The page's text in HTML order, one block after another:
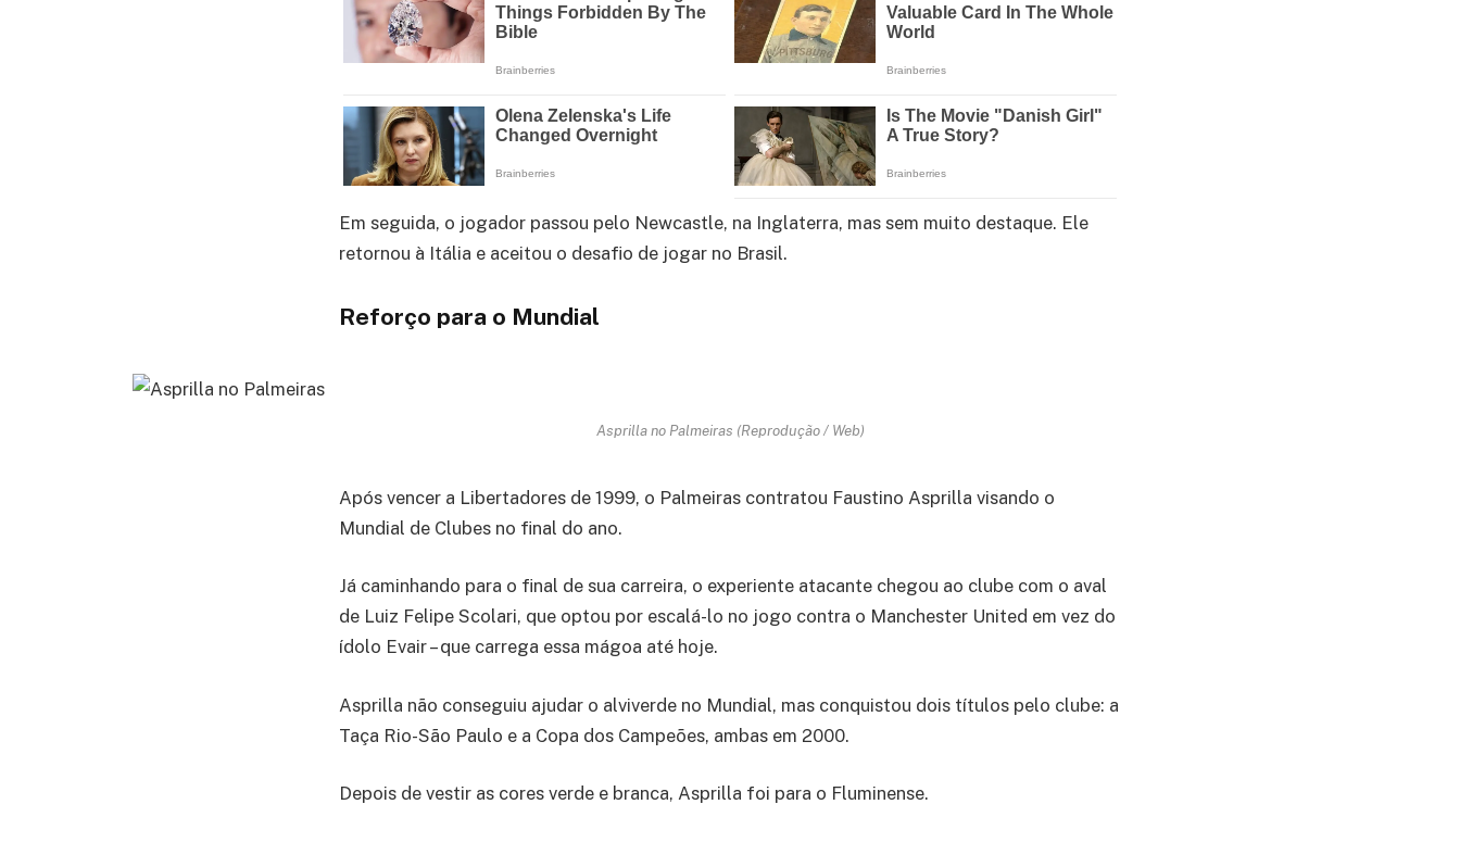
Em seguida, o jogador passou pelo Newcastle, na Inglaterra, mas sem muito destaque. Ele
retornou à Itália e aceitou o desafio de jogar no Brasil.
Reforço para o Mundial
Asprilla no Palmeiras (Reprodução / Web)
Após vencer a Libertadores de 1999, o Palmeiras contratou Faustino Asprilla visando o
Mundial de Clubes no final do ano.
Já caminhando para o final de sua carreira, o experiente atacante chegou ao clube com o aval
de Luiz Felipe Scolari, que optou por escalá-lo no jogo contra o Manchester United em vez do
ídolo Evair – que carrega essa mágoa até hoje.
Asprilla não conseguiu ajudar o alviverde no Mundial, mas conquistou dois títulos pelo clube: a
Taça Rio-São Paulo e a Copa dos Campeões, ambas em 2000.
Depois de vestir as cores verde e branca, Asprilla foi para o Fluminense.